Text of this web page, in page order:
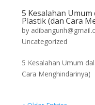
5 Kesalahan
Plastik (dan Cara
by
Uncategorized
5 Kesalahan Umum
Cara Menghindarinya)